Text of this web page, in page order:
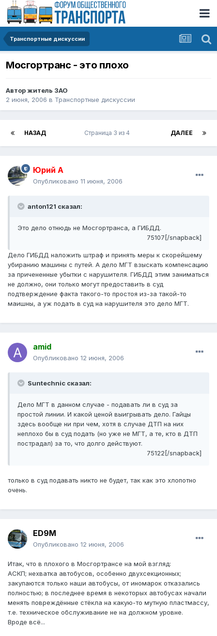
Транспортные дискуссии
Мосгортранс - это плохо
Автор житель ЗАО
2 июня, 2006 в Транспортные дискуссии
НАЗАД ДАЛЕЕ
Страница 3 из 4
Юрий А
Опубликовано 11 июня, 2006
anton121 сказал:
Это дело отнюдь не Мосгортранса, а ГИБДД.
75107[/snapback]
Дело ГИБДД наложить штраф и принять меры к скорейшему
убиранию машины с путей. А дело МГТ взыскать компенсацию
за причененные убытки с нарушителя. ГИБДД этим заниматься
не должно, они только могут предоставить в суд
подтверждение факта такого-то простоя из-за такой-то
маишны, а уж подать в суд на нарушителя это дело МГТ.
amid
Опубликовано 12 июня, 2006
Suntechnic сказал:
Дело МГТ в данном случае - подавать ли в суд за
простой линии. И какой ценой выигрывать дело. Гайцы
здесь вообще ни при чем, хотя в случае ДТП на них
неплохо бы в суд подать (но уже не МГТ, а те, кто в ДТП
пострадал) за то, что долго действуют.
75122[/snapback]
только в суд подавать никто не будет, так как это хлопотно
очень.
ED9M
Опубликовано 12 июня, 2006
Итак, что в плохого в Мосгортрансе на мой взгляд:
АСКП; нехватка автобусов, особенно двухсекционных;
закупаются только наши автобусы, от иномарок отказались
полностью; в последнее время в некоторых автобусах начали
менять повреждённые стёкла на какую-то мутную пластмассу,
т.е. техническое обслуживание не на должном уровне.
Вроде всё...